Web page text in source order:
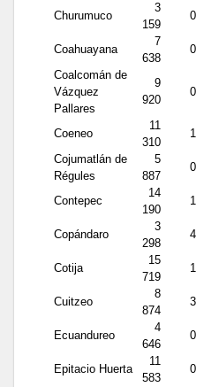
Churumuco
3
159
0
Coahuayana
7
638
0
Coalcomán de
Vázquez
Pallares
9
920
0
Coeneo
11
310
1
Cojumatlán de
Régules
5
887
0
Contepec
14
190
1
Copándaro
3
298
4
Cotija
15
719
1
Cuitzeo
8
874
3
Ecuandureo
4
646
0
Epitacio Huerta
11
583
0